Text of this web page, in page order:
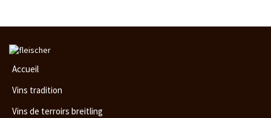
Accueil
Vins tradition
Vins de terroirs breitling